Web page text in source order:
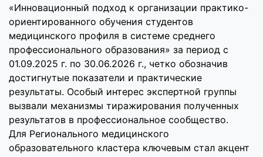
«Инновационный подход к организации практико-
ориентированного обучения студентов
медицинского профиля в системе среднего
профессионального образования» за период с
01.09.2025 г. по 30.06.2026 г., четко обозначив
достигнутые показатели и практические
результаты. Особый интерес экспертной группы
вызвали механизмы тиражирования полученных
результатов в профессиональное сообщество.
Для Регионального медицинского
образовательного кластера ключевым стал акцент